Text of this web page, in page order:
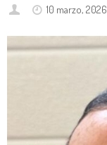
10 marzo, 2026